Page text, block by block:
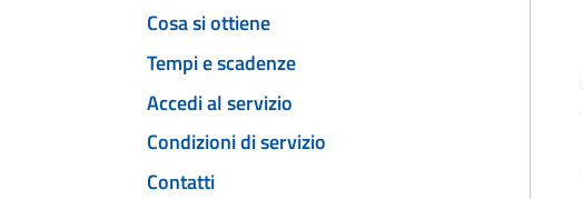
Cosa si ottiene
Tempi e scadenze
Accedi al servizio
Condizioni di servizio
Contatti